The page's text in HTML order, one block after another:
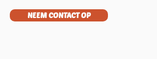
NEEM CONTACT OP